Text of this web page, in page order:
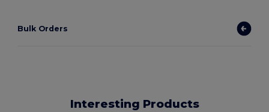
Bulk Orders
Interesting Products